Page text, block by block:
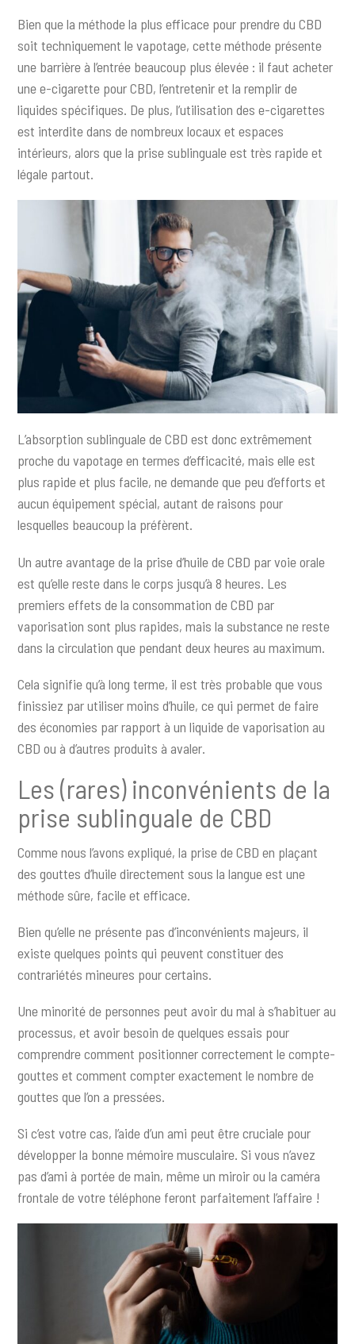
Bien que la méthode la plus efficace pour prendre du CBD
soit techniquement le vapotage, cette méthode présente
une barrière à l’entrée beaucoup plus élevée : il faut acheter
une e-cigarette pour CBD, l’entretenir et la remplir de
liquides spécifiques. De plus, l’utilisation des e-cigarettes
est interdite dans de nombreux locaux et espaces
intérieurs, alors que la prise sublinguale est très rapide et
légale partout.
L’absorption sublinguale de CBD est donc extrêmement
proche du vapotage en termes d’efficacité, mais elle est
plus rapide et plus facile, ne demande que peu d’efforts et
aucun équipement spécial, autant de raisons pour
lesquelles beaucoup la préfèrent.
Un autre avantage de la prise d’huile de CBD par voie orale
est qu’elle reste dans le corps jusqu’à 8 heures. Les
premiers effets de la consommation de CBD par
vaporisation sont plus rapides, mais la substance ne reste
dans la circulation que pendant deux heures au maximum.
Cela signifie qu’à long terme, il est très probable que vous
finissiez par utiliser moins d’huile, ce qui permet de faire
des économies par rapport à un liquide de vaporisation au
CBD ou à d’autres produits à avaler.
Les (rares) inconvénients de la
prise sublinguale de CBD
Comme nous l’avons expliqué, la prise de CBD en plaçant
des gouttes d’huile directement sous la langue est une
méthode sûre, facile et efficace.
Bien qu’elle ne présente pas d’inconvénients majeurs, il
existe quelques points qui peuvent constituer des
contrariétés mineures pour certains.
Une minorité de personnes peut avoir du mal à s’habituer au
processus, et avoir besoin de quelques essais pour
comprendre comment positionner correctement le compte-
gouttes et comment compter exactement le nombre de
gouttes que l’on a pressées.
Si c’est votre cas, l’aide d’un ami peut être cruciale pour
développer la bonne mémoire musculaire. Si vous n’avez
pas d’ami à portée de main, même un miroir ou la caméra
frontale de votre téléphone feront parfaitement l’affaire !